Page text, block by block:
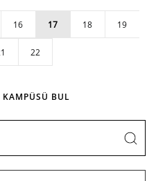
16 17 18 19
22
BUL